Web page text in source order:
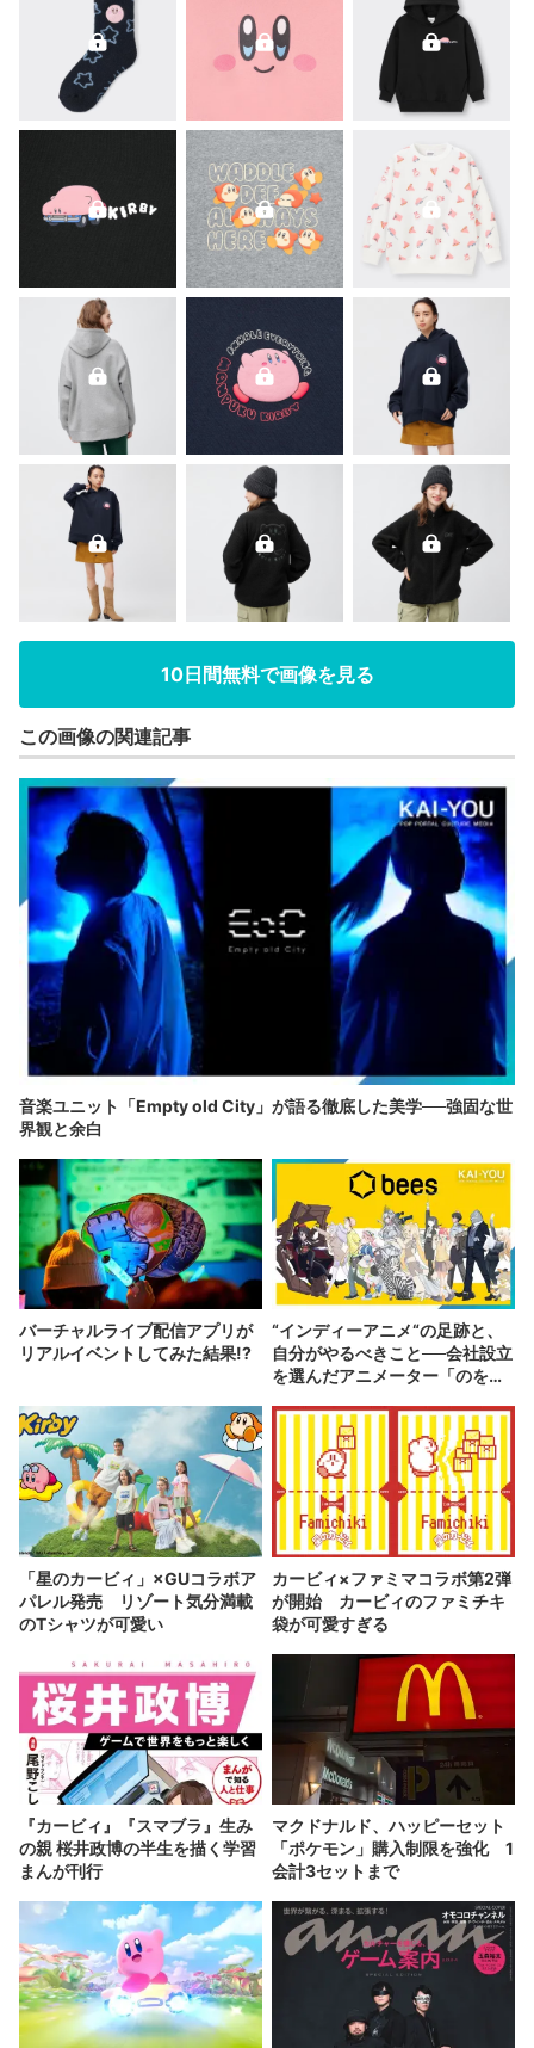
10日間無料で画像を見る
この画像の関連記事
音楽ユニット「Empty old City」が語る徹底した美学──強固な世
界観と余白
バーチャルライブ配信アプリが
リアルイベントしてみた結果!?
“インディーアニメ“の足跡と、
自分がやるべきこと──会社設立
を選んだアニメーター「のを
「星のカービィ」×GUコラボア
パレル発売 リゾート気分満載
のTシャツが可愛い
カービィ×ファミマコラボ第2弾
が開始 カービィのファミチキ
袋が可愛すぎる
『カービィ』『スマブラ』生み
の親 桜井政博の半生を描く学習
まんが刊行
マクドナルド、ハッピーセット
「ポケモン」購入制限を強化 1
会計3セットまで